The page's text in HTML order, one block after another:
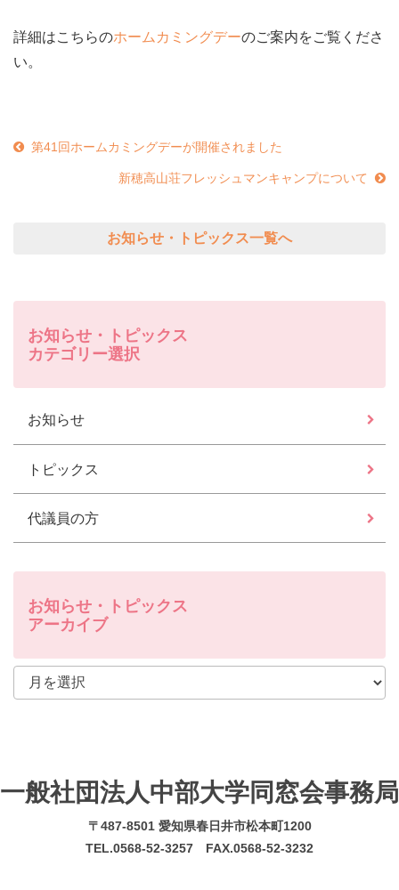
詳細はこちらのホームカミングデーのご案内をご覧くださ
い。
第41回ホームカミングデーが開催されました
新穂高山荘フレッシュマンキャンプについて
お知らせ・トピックス一覧へ
お知らせ・トピックス
カテゴリー選択
お知らせ
トピックス
代議員の方
お知らせ・トピックス
アーカイブ
一般社団法人中部大学同窓会事務局
〒487-8501 愛知県春日井市松本町1200
TEL.0568-52-3257 FAX.0568-52-3232